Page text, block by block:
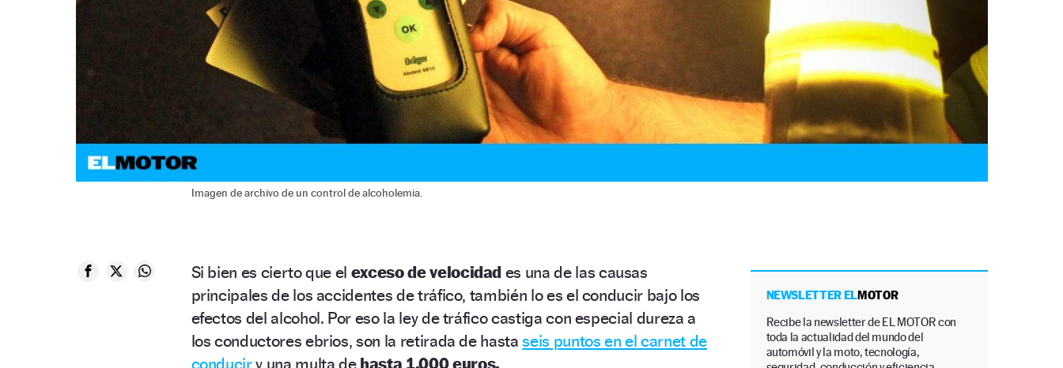
Imagen de archivo de un control de alcoholemia.
Si bien es cierto que el exceso de velocidad es una de las causas
principales de los accidentes de tráfico, también lo es el conducir bajo los
efectos del alcohol. Por eso la ley de tráfico castiga con especial dureza a
los conductores ebrios, son la retirada de hastaseis puntos en el carnet de
conduciry una multa de hasta 1.000 euros.
NEWSLETTER ELMOTOR
Recibe la newsletter de EL MOTOR con
toda la actualidad del mundo del
automóvil y la moto, tecnología,